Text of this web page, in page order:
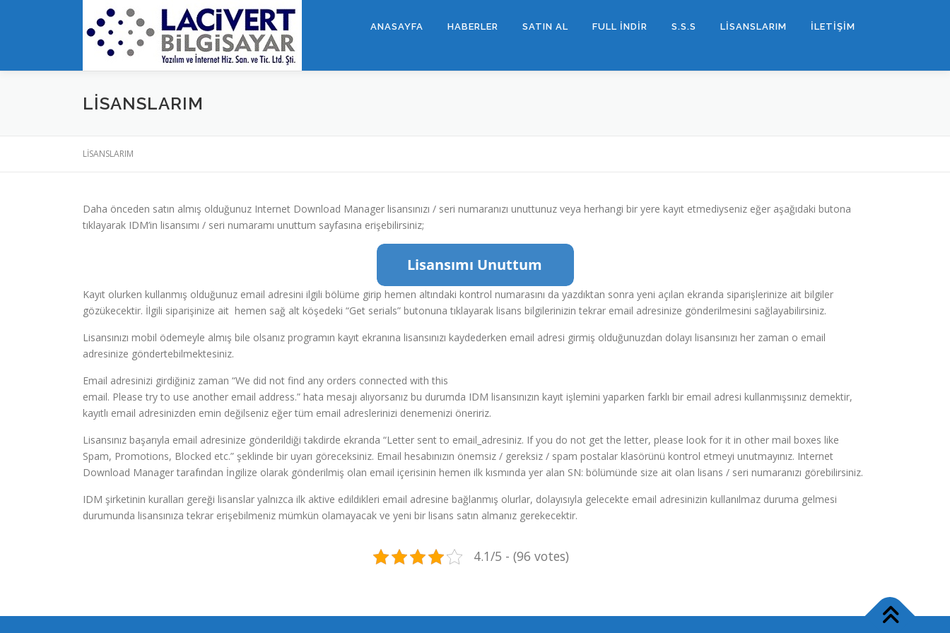
ANASAYFA HABERLER SATIN AL FULL İNDİR S.S.S LİSANSLARIM İLETİŞİM
LİSANSLARIM
LİSANSLARIM
Daha önceden satın almış olduğunuz Internet Download Manager lisansınızı / seri numaranızı unuttunuz veya herhangi bir yere kayıt etmediyseniz eğer aşağıdaki butona
tıklayarak IDM’in lisansımı / seri numaramı unuttum sayfasına erişebilirsiniz;
Kayıt olurken kullanmış olduğunuz email adresini ilgili bölüme girip hemen altındaki kontrol numarasını da yazdıktan sonra yeni açılan ekranda siparişlerinize ait bilgiler
gözükecektir. İlgili siparişinize ait hemen sağ alt köşedeki “Get serials” butonuna tıklayarak lisans bilgilerinizin tekrar email adresinize gönderilmesini sağlayabilirsiniz.
Lisansınızı mobil ödemeyle almış bile olsanız programın kayıt ekranına lisansınızı kaydederken email adresi girmiş olduğunuzdan dolayı lisansınızı her zaman o email
adresinize göndertebilmektesiniz.
Email adresinizi girdiğiniz zaman “We did not find any orders connected with this
email. Please try to use another email address.” hata mesajı alıyorsanız bu durumda IDM lisansınızın kayıt işlemini yaparken farklı bir email adresi kullanmışsınız demektir,
kayıtlı email adresinizden emin değilseniz eğer tüm email adreslerinizi denemenizi öneririz.
Lisansınız başarıyla email adresinize gönderildiği takdirde ekranda “Letter sent to email_adresiniz. If you do not get the letter, please look for it in other mail boxes like
Spam, Promotions, Blocked etc.” şeklinde bir uyarı göreceksiniz. Email hesabınızın önemsiz / gereksiz / spam postalar klasörünü kontrol etmeyi unutmayınız. Internet
Download Manager tarafından İngilize olarak gönderilmiş olan email içerisinin hemen ilk kısmında yer alan SN: bölümünde size ait olan lisans / seri numaranızı görebilirsiniz.
IDM şirketinin kuralları gereği lisanslar yalnızca ilk aktive edildikleri email adresine bağlanmış olurlar, dolayısıyla gelecekte email adresinizin kullanılmaz duruma gelmesi
durumunda lisansınıza tekrar erişebilmeniz mümkün olamayacak ve yeni bir lisans satın almanız gerekecektir.
4.1/5 - (96 votes)